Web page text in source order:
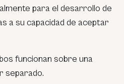
para el desarrollo de
a su capacidad de aceptar
funcionan sobre una
separado.